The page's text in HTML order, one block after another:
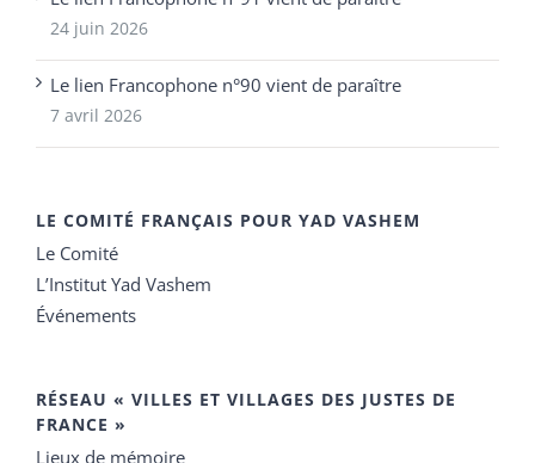
24 juin 2026
Le lien Francophone n°90 vient de paraître
7 avril 2026
LE COMITÉ FRANÇAIS POUR YAD VASHEM
Le Comité
L’Institut Yad Vashem
Événements
RÉSEAU « VILLES ET VILLAGES DES JUSTES DE
FRANCE »
Lieux de mémoire